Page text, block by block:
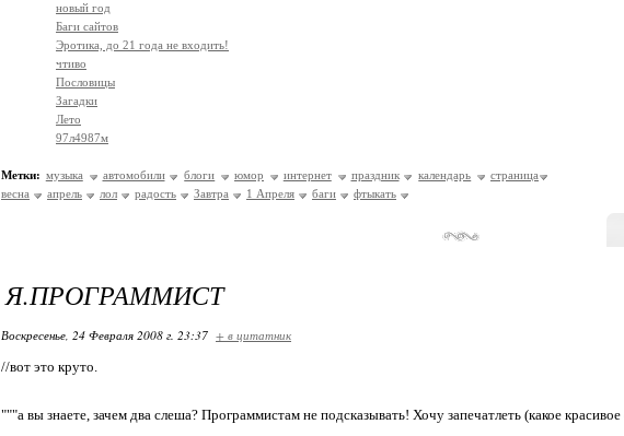
новый год
Баги сайтов
Эротика, до 21 года не входить!
чтиво
Пословицы
Загадки
Лето
97л4987м
Метки: музыка автомобили блоги юмор интернет праздник календарь
страница
весна
апрель лол радость Завтра 1 Апреля баги фтыкать
Я.ПРОГРАММИСТ
Воскресенье, 24 Февраля 2008 г. 23:37 + в цитатник
//вот это круто.
"""а вы знаете, зачем два слеша? Программистам не подсказывать! Хочу запечатлеть (какое